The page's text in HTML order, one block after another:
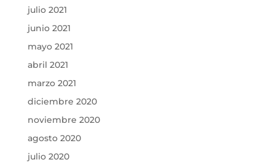
julio 2021
junio 2021
mayo 2021
abril 2021
marzo 2021
diciembre 2020
noviembre 2020
agosto 2020
julio 2020